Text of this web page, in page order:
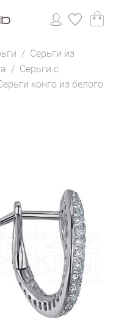
/ Серьги из
/ Серьги с
конго из белого